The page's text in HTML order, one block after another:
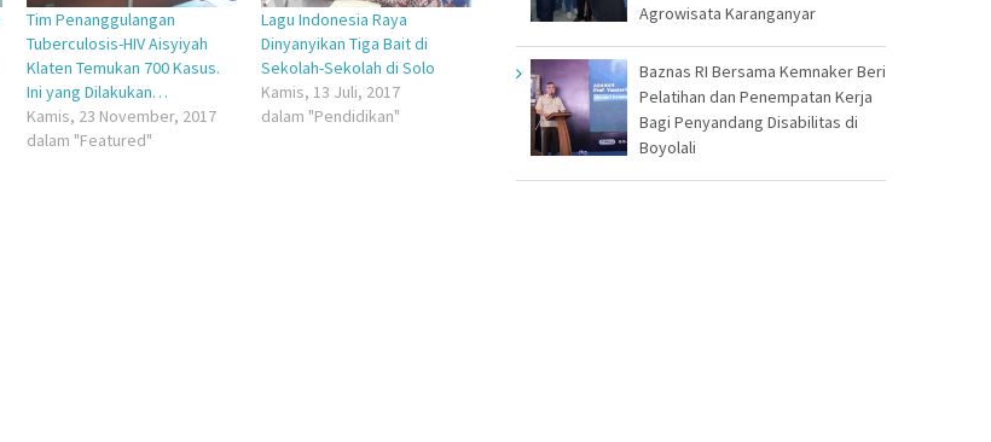
Tim Penanggulangan
Tuberculosis-HIV Aisyiyah
Klaten Temukan 700 Kasus.
Ini yang Dilakukan…
Kamis, 23 November, 2017
dalam "Featured"
Lagu Indonesia Raya
Dinyanyikan Tiga Bait di
Sekolah-Sekolah di Solo
Kamis, 13 Juli, 2017
dalam "Pendidikan"
Agrowisata Karanganyar
Baznas RI Bersama Kemnaker Beri
Pelatihan dan Penempatan Kerja
Bagi Penyandang Disabilitas di
Boyolali